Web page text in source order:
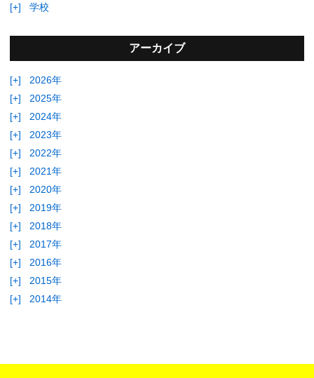
[+]
学校
アーカイブ
[+]
2026年
[+]
2025年
[+]
2024年
[+]
2023年
[+]
2022年
[+]
2021年
[+]
2020年
[+]
2019年
[+]
2018年
[+]
2017年
[+]
2016年
[+]
2015年
[+]
2014年